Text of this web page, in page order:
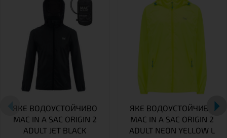
ЯКЕ ВОДОУСТОЙЧИВО
MAC IN A SAC ORIGIN 2
ADULT JET BLACK
ЯКЕ ВОДОУСТОЙЧИВО
MAC IN A SAC ORIGIN 2
ADULT NEON YELLOW L